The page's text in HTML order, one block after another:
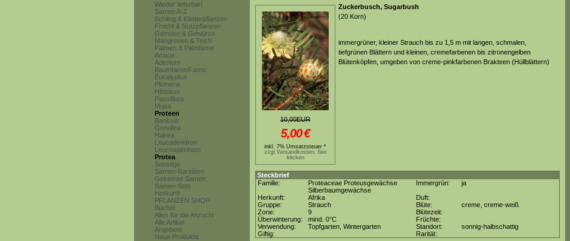
Wieder lieferbar!
Samen A-Z
Schling & Kletterpflanzen
Frucht & Nutzpflanzen
Gemüse & Gewürze
Mangroven & Teich
Palmen & Palmfarne
Acacia
Adenium
Baumfarne/Farne
Eucalyptus
Plumeria
Hibiskus
Passiflora
Musa
Proteen
Banksia
Grevillea
Hakea
Leucadendron
Leucospermum
Protea
Sonstige
Samen-Raritäten
Gekeimte Samen
Samen-Sets
Herkunft
PFLANZEN SHOP
Bücher
Alles für die Anzucht
Alle Artikel
Angebote
Neue Produkte
10,00EUR
5,00€
inkl. 7% Umsatzsteuer *
zzgl.Versandkosten, hier
klicken
Zuckerbusch, Sugarbush
(20 Korn)
immergrüner, kleiner Strauch bis zu 1,5 m mit langen, schmalen,
tiefgrünen Blättern und kleinen, cremefarbenen bis zitronengelben
Blütenköpfen, umgeben von creme-pinkfarbenen Brakteen (Hüllblättern)
Steckbrief
Familie:
Proteaceae Proteusgewächse
Silberbaumgewächse
Immergrün:
ja
Herkunft:
Afrika
Duft:
Gruppe:
Strauch Blüte:
creme, creme-weiß
Zone:
9
Blütezeit:
Überwinterung:
mind. 0°C
Früchte:
Verwendung:
Topfgarten, Wintergarten Standort:
sonnig-halbschattig
Giftig:
Rarität: